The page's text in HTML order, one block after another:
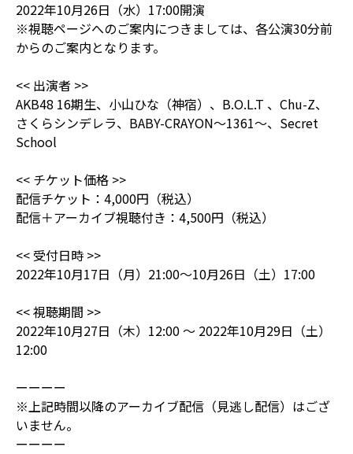
2022年10月26日（水）17:00開演
※視聴ページへのご案内につきましては、各公演30分前
からのご案内となります。
<< 出演者 >>
AKB48 16期生、小山ひな（神宿）、B.O.L.T 、Chu-Z、
さくらシンデレラ、BABY-CRAYON〜1361〜、Secret
School
<< チケット価格 >>
配信チケット：4,000円（税込）
配信＋アーカイブ視聴付き：4,500円（税込）
<< 受付日時 >>
2022年10月17日（月）21:00～10月26日（土）17:00
<< 視聴期間 >>
2022年10月27日（木）12:00 ～ 2022年10月29日（土）
12:00
ーーーー
※上記時間以降のアーカイブ配信（見逃し配信）はござ
いません。
ーーーー